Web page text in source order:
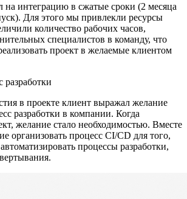
на интеграцию в сжатые сроки (2 месяца
Для этого мы привлекли ресурсы
количество рабочих часов,
специалистов в команду, что
проект в желаемые клиентом
в проекте клиент выражал желание
разработки в компании. Когда
желание стало необходимостью. Вместе
организовать процесс CI/CD для того,
процессы разработки,